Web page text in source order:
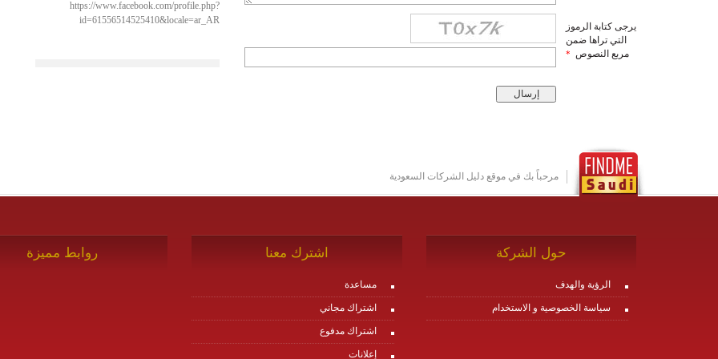
يرجى كتابة الرموز
التي تراها ضمن
مربع النصوص *
https://www.facebook.com/profile.php?
id=61556514525410&locale=ar_AR
مرحباً بك في موقع دليل الشركات السعودية
حول الشركة
الرؤية والهدف
سياسة الخصوصية و الاستخدام
اشترك معنا
مساعدة
اشتراك مجاني
اشتراك مدفوع
إعلانات
روابط مميزة